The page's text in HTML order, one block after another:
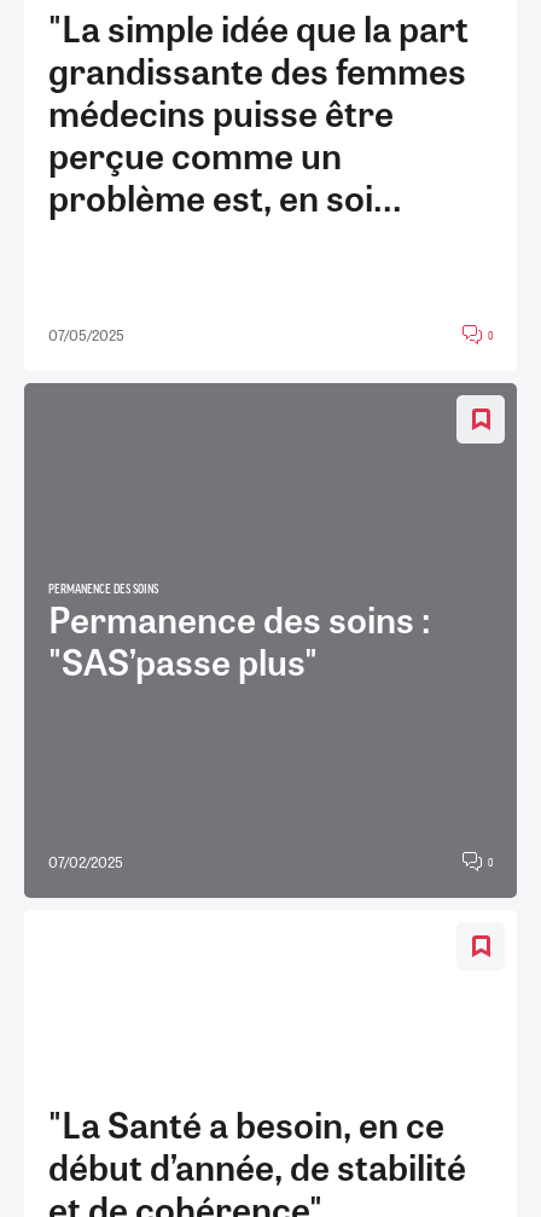
"La simple idée que la part
grandissante des femmes
médecins puisse être
perçue comme un
problème est, en soi...
07/05/2025 0
PERMANENCE DES SOINS
Permanence des soins :
"SAS’passe plus"
07/02/2025 0
"La Santé a besoin, en ce
début d’année, de stabilité